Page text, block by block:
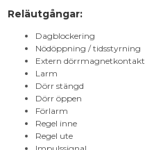
Reläutgångar:
Dagblockering
Nödöppning / tidsstyrning
Extern dörrmagnetkontakt
Larm
Dörr stängd
Dörr öppen
Förlarm
Regel inne
Regel ute